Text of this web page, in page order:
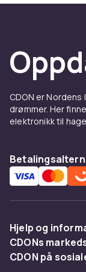
CDON er
drømmer. Her
elektronikk til
Hjelp og
Vanlige
CDONs
Merchant Help
CDON på